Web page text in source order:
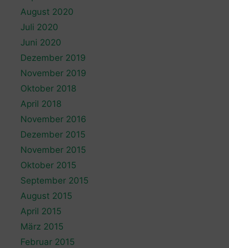
August 2020
Juli 2020
Juni 2020
Dezember 2019
November 2019
Oktober 2018
April 2018
November 2016
Dezember 2015
November 2015
Oktober 2015
September 2015
August 2015
April 2015
März 2015
Februar 2015